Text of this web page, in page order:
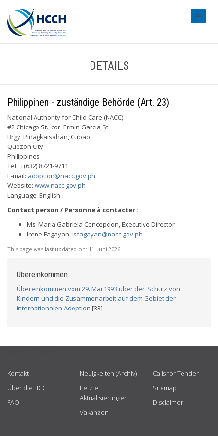
DETAILS
Philippinen - zuständige Behörde (Art. 23)
National Authority for Child Care (NACC)
#2 Chicago St., cor. Ermin Garcia St.
Brgy. Pinagkaisahan, Cubao
Quezon City
Philippines
Tel.: +(632) 8721-9711
E-mail: adoption@nacc.gov.ph
Website: www.nacc.gov.ph
Language: English
Contact person / Personne à contacter :
Ms. Maria Gabriela Concepcion, Executive Director
Irene Fagayan,isfagayan@nacc.gov.ph
This page was last updated on: 11. Juni 2026
Übereinkommen
Übereinkommen vom 29. Mai 1993 über den Schutz von
Kindern und die Zusammenarbeit auf dem Gebiet der
internationalen Adoption [33]
Kontakt
Über die HCCH
FAQ
Neuigkeiten (Archiv)
Letzte
Aktualisierungen
Vakanzen
Calls for Tender
Sitemap
Disclaimer